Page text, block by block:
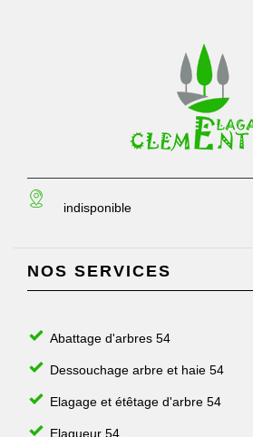
indisponible
NOS SERVICES
Abattage d'arbres 54
Dessouchage arbre et haie 54
Elagage et étêtage d'arbre 54
Elagueur 54